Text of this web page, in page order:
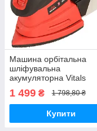
Машина орбітальна
шліфувальна
акумуляторна Vitals
SmartLine+
1 499 ₴ 1 798,80 ₴
Купити